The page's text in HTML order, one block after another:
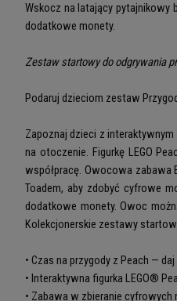
Wskocz na latający pytajnikowy
dodatkowe monety.
Zestaw startowy do odgrywania
Podaruj dzieciom zestaw
Zapoznaj dzieci z
na otoczenie. Figurkę LEGO
współpracę. Owocowa zabawa
Toadem, aby zdobyć cyfrowe
dodatkowe monety. Owoc
Kolekcjonerskie zestawy
• Czas na przygody z Peach —
• Interaktywna figurka LEGO®
• Zabawa w zbieranie